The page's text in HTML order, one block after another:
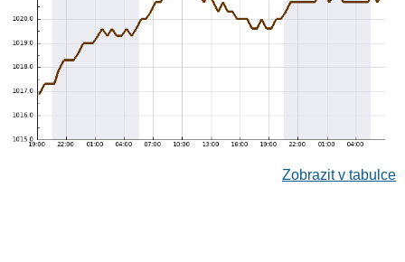
Zobrazit v tabulce